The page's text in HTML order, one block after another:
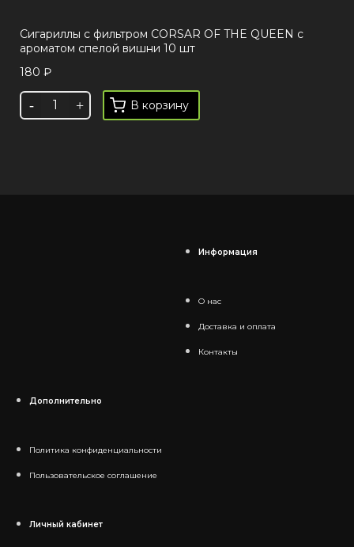
Сигариллы с фильтром CORSAR OF THE QUEEN с
ароматом спелой вишни 10 шт
180 ₽
В корзину
Информация
О нас
Доставка и оплата
Контакты
Дополнительно
Политика конфиденциальности
Пользовательское соглашение
Личный кабинет